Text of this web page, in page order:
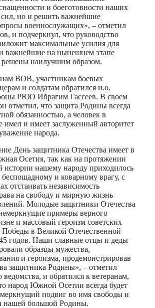
и боеготовности наших
но и решить важнейшие
военнослужащих», – отметил
и подчеркнул, что руководство
максимальные усилия для
важнейшие на нынешнем этапе
наилучшим образом.
ВОВ, участникам боевых
и солдатам обратился и.о.
РЮО Ибрагим Гассеев. В своем
отметил, что защита Родины всегда
обязанностью, а человек в
имел и имеет заслуженный авторитет
народа.
День защитника Отечества имеет в
Осетия, так как на протяжении
истории нашему народу приходилось
беспощадному и коварному врагу, с
отстаивать независимость
на свободу и мирную жизнь
Молодые защитники Отечества
примеры верного
и массовый героизм советских
в Великой Отечественной
годов. Наши славные отцы и деды
образцы мужества,
и героизма, продемонстрировав
защитника Родины», – отметил
ведомства, и обратился к ветеранам,
народ Южной Осетии всегда будет
подвиг во имя свободы и
нашей большой Родины.